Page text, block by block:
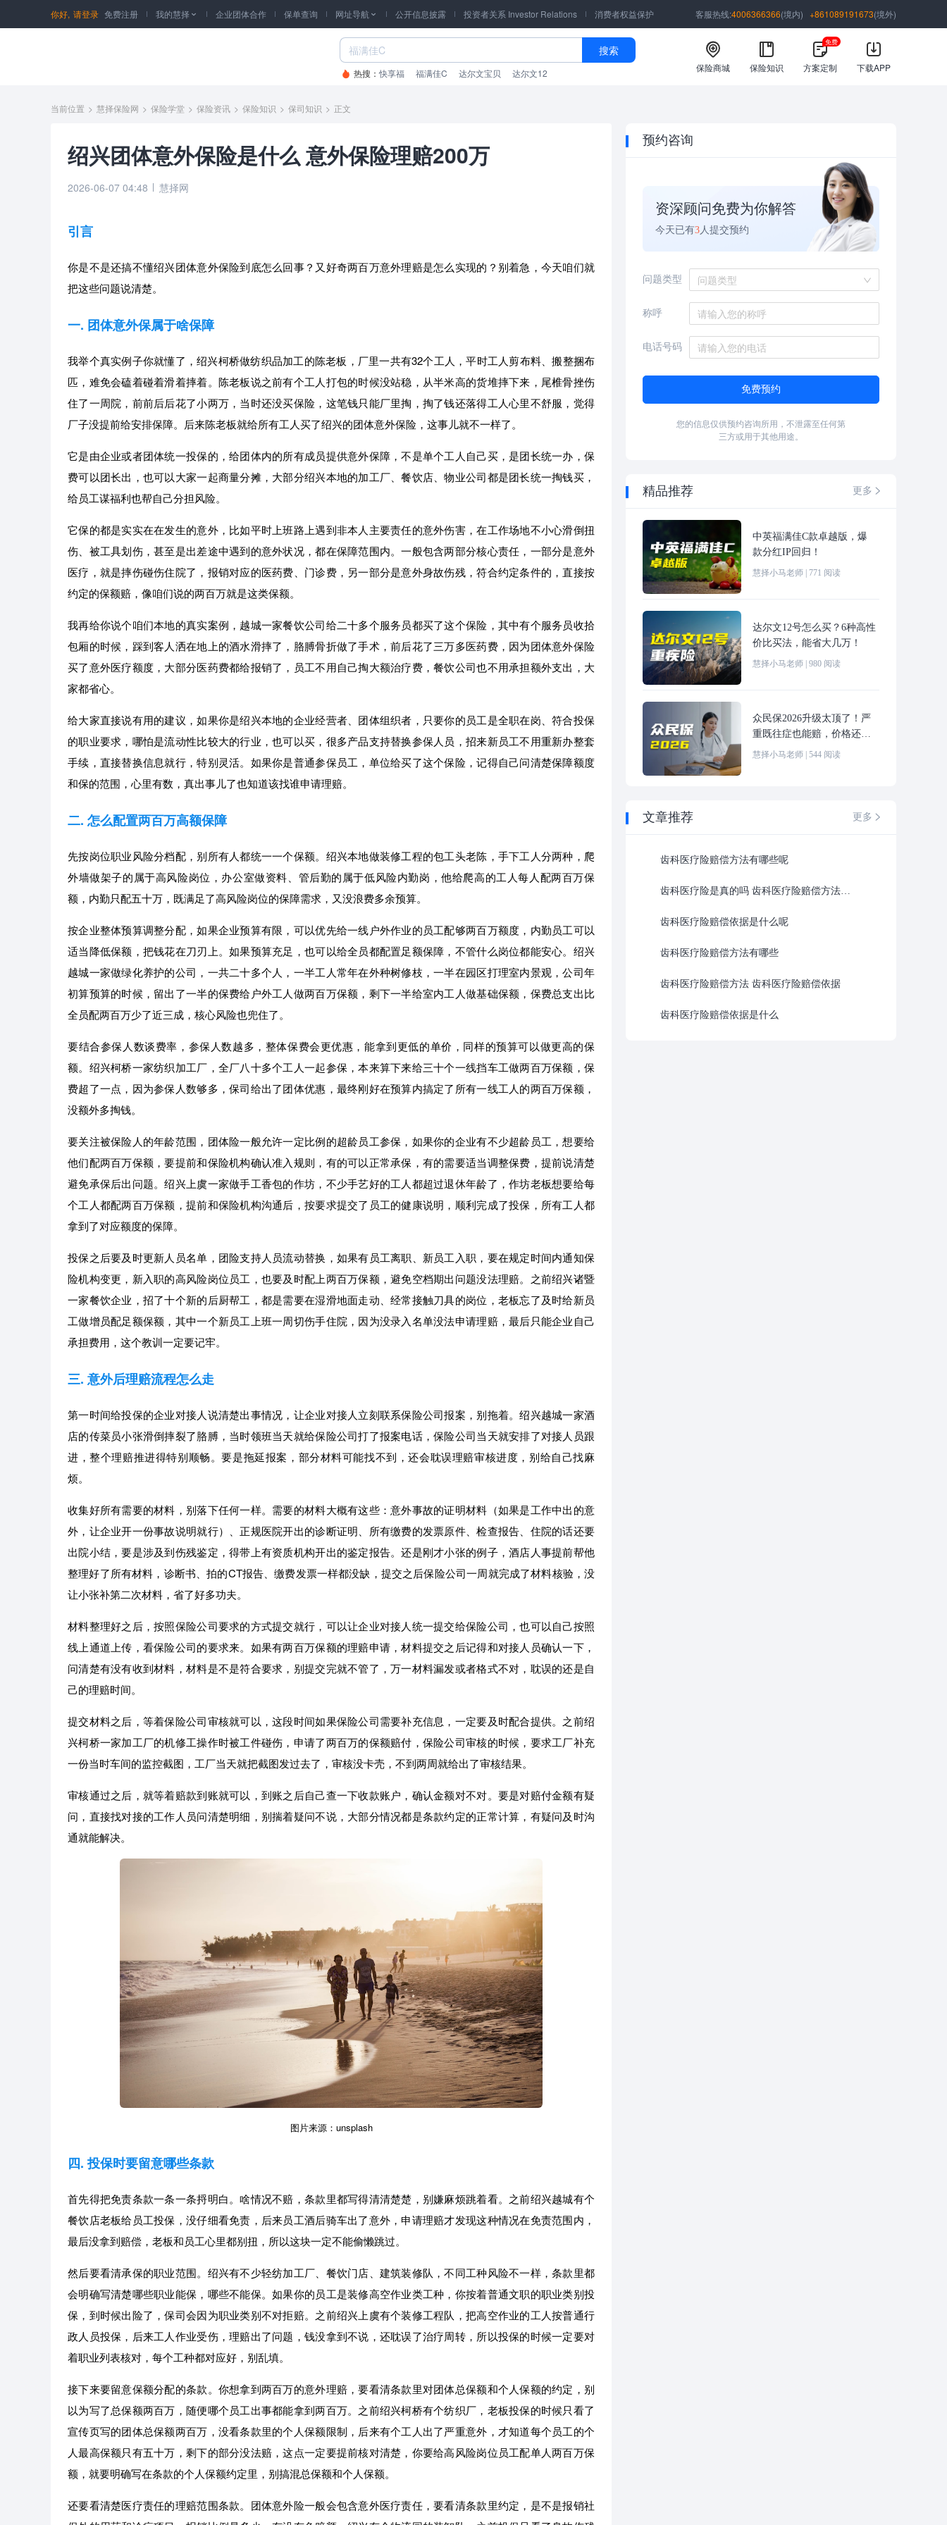
你好, 请登录 免费注册 我的慧择  企业团体合作 保单查询 网址导航  公开信息披露 投资者关系 Investor Relations 消费者权益保护 客服热线:4006366366(境内) +861089191673(境外)
搜索
热搜：快享福 福满佳C 达尔文宝贝 达尔文12 保险商城 保险知识 方案定制
免费
下载APP
当前位置 > 慧择保险网 > 保险学堂 > 保险资讯 > 保险知识 > 保司知识 > 正文
绍兴团体意外保险是什么 意外保险理赔200万
2026-06-07 04:48 慧择网
引言
你是不是还搞不懂绍兴团体意外保险到底怎么回事？又好奇两百万意外理赔是怎么实现的？别着急，今天咱们就
把这些问题说清楚。
一. 团体意外保属于啥保障
我举个真实例子你就懂了，绍兴柯桥做纺织品加工的陈老板，厂里一共有32个工人，平时工人剪布料、搬整捆布
匹，难免会磕着碰着滑着摔着。陈老板说之前有个工人打包的时候没站稳，从半米高的货堆摔下来，尾椎骨挫伤
住了一周院，前前后后花了小两万，当时还没买保险，这笔钱只能厂里掏，掏了钱还落得工人心里不舒服，觉得
厂子没提前给安排保障。后来陈老板就给所有工人买了绍兴的团体意外保险，这事儿就不一样了。
它是由企业或者团体统一投保的，给团体内的所有成员提供意外保障，不是单个工人自己买，是团长统一办，保
费可以团长出，也可以大家一起商量分摊，大部分绍兴本地的加工厂、餐饮店、物业公司都是团长统一掏钱买，
给员工谋福利也帮自己分担风险。
它保的都是实实在在发生的意外，比如平时上班路上遇到非本人主要责任的意外伤害，在工作场地不小心滑倒扭
伤、被工具划伤，甚至是出差途中遇到的意外状况，都在保障范围内。一般包含两部分核心责任，一部分是意外
医疗，就是摔伤碰伤住院了，报销对应的医药费、门诊费，另一部分是意外身故伤残，符合约定条件的，直接按
约定的保额赔，像咱们说的两百万就是这类保额。
我再给你说个咱们本地的真实案例，越城一家餐饮公司给二十多个服务员都买了这个保险，其中有个服务员收拾
包厢的时候，踩到客人洒在地上的酒水滑摔了，胳膊骨折做了手术，前后花了三万多医药费，因为团体意外保险
买了意外医疗额度，大部分医药费都给报销了，员工不用自己掏大额治疗费，餐饮公司也不用承担额外支出，大
家都省心。
给大家直接说有用的建议，如果你是绍兴本地的企业经营者、团体组织者，只要你的员工是全职在岗、符合投保
的职业要求，哪怕是流动性比较大的行业，也可以买，很多产品支持替换参保人员，招来新员工不用重新办整套
手续，直接替换信息就行，特别灵活。如果你是普通参保员工，单位给买了这个保险，记得自己问清楚保障额度
和保的范围，心里有数，真出事儿了也知道该找谁申请理赔。
二. 怎么配置两百万高额保障
先按岗位职业风险分档配，别所有人都统一一个保额。绍兴本地做装修工程的包工头老陈，手下工人分两种，爬
外墙做架子的属于高风险岗位，办公室做资料、管后勤的属于低风险内勤岗，他给爬高的工人每人配两百万保
额，内勤只配五十万，既满足了高风险岗位的保障需求，又没浪费多余预算。
按企业整体预算调整分配，如果企业预算有限，可以优先给一线户外作业的员工配够两百万额度，内勤员工可以
适当降低保额，把钱花在刀刃上。如果预算充足，也可以给全员都配置足额保障，不管什么岗位都能安心。绍兴
越城一家做绿化养护的公司，一共二十多个人，一半工人常年在外种树修枝，一半在园区打理室内景观，公司年
初算预算的时候，留出了一半的保费给户外工人做两百万保额，剩下一半给室内工人做基础保额，保费总支出比
全员配两百万少了近三成，核心风险也兜住了。
要结合参保人数谈费率，参保人数越多，整体保费会更优惠，能拿到更低的单价，同样的预算可以做更高的保
额。绍兴柯桥一家纺织加工厂，全厂八十多个工人一起参保，本来算下来给三十个一线挡车工做两百万保额，保
费超了一点，因为参保人数够多，保司给出了团体优惠，最终刚好在预算内搞定了所有一线工人的两百万保额，
没额外多掏钱。
要关注被保险人的年龄范围，团体险一般允许一定比例的超龄员工参保，如果你的企业有不少超龄员工，想要给
他们配两百万保额，要提前和保险机构确认准入规则，有的可以正常承保，有的需要适当调整保费，提前说清楚
避免承保后出问题。绍兴上虞一家做手工香包的作坊，不少手艺好的工人都超过退休年龄了，作坊老板想要给每
个工人都配两百万保额，提前和保险机构沟通后，按要求提交了员工的健康说明，顺利完成了投保，所有工人都
拿到了对应额度的保障。
投保之后要及时更新人员名单，团险支持人员流动替换，如果有员工离职、新员工入职，要在规定时间内通知保
险机构变更，新入职的高风险岗位员工，也要及时配上两百万保额，避免空档期出问题没法理赔。之前绍兴诸暨
一家餐饮企业，招了十个新的后厨帮工，都是需要在湿滑地面走动、经常接触刀具的岗位，老板忘了及时给新员
工做增员配足额保额，其中一个新员工上班一周切伤手住院，因为没录入名单没法申请理赔，最后只能企业自己
承担费用，这个教训一定要记牢。
三. 意外后理赔流程怎么走
第一时间给投保的企业对接人说清楚出事情况，让企业对接人立刻联系保险公司报案，别拖着。绍兴越城一家酒
店的传菜员小张滑倒摔裂了胳膊，当时领班当天就给保险公司打了报案电话，保险公司当天就安排了对接人员跟
进，整个理赔推进得特别顺畅。要是拖延报案，部分材料可能找不到，还会耽误理赔审核进度，别给自己找麻
烦。
收集好所有需要的材料，别落下任何一样。需要的材料大概有这些：意外事故的证明材料（如果是工作中出的意
外，让企业开一份事故说明就行）、正规医院开出的诊断证明、所有缴费的发票原件、检查报告、住院的话还要
出院小结，要是涉及到伤残鉴定，得带上有资质机构开出的鉴定报告。还是刚才小张的例子，酒店人事提前帮他
整理好了所有材料，诊断书、拍的CT报告、缴费发票一样都没缺，提交之后保险公司一周就完成了材料核验，没
让小张补第二次材料，省了好多功夫。
材料整理好之后，按照保险公司要求的方式提交就行，可以让企业对接人统一提交给保险公司，也可以自己按照
线上通道上传，看保险公司的要求来。如果有两百万保额的理赔申请，材料提交之后记得和对接人员确认一下，
问清楚有没有收到材料，材料是不是符合要求，别提交完就不管了，万一材料漏发或者格式不对，耽误的还是自
己的理赔时间。
提交材料之后，等着保险公司审核就可以，这段时间如果保险公司需要补充信息，一定要及时配合提供。之前绍
兴柯桥一家加工厂的机修工操作时被工件碰伤，申请了两百万的保额赔付，保险公司审核的时候，要求工厂补充
一份当时车间的监控截图，工厂当天就把截图发过去了，审核没卡壳，不到两周就给出了审核结果。
审核通过之后，就等着赔款到账就可以，到账之后自己查一下收款账户，确认金额对不对。要是对赔付金额有疑
问，直接找对接的工作人员问清楚明细，别揣着疑问不说，大部分情况都是条款约定的正常计算，有疑问及时沟
通就能解决。
图片来源：unsplash
四. 投保时要留意哪些条款
首先得把免责条款一条一条捋明白。啥情况不赔，条款里都写得清清楚楚，别嫌麻烦跳着看。之前绍兴越城有个
餐饮店老板给员工投保，没仔细看免责，后来员工酒后骑车出了意外，申请理赔才发现这种情况在免责范围内，
最后没拿到赔偿，老板和员工心里都别扭，所以这块一定不能偷懒跳过。
然后要看清承保的职业范围。绍兴有不少轻纺加工厂、餐饮门店、建筑装修队，不同工种风险不一样，条款里都
会明确写清楚哪些职业能保，哪些不能保。如果你的员工是装修高空作业类工种，你按着普通文职的职业类别投
保，到时候出险了，保司会因为职业类别不对拒赔。之前绍兴上虞有个装修工程队，把高空作业的工人按普通行
政人员投保，后来工人作业受伤，理赔出了问题，钱没拿到不说，还耽误了治疗周转，所以投保的时候一定要对
着职业列表核对，每个工种都对应好，别乱填。
接下来要留意保额分配的条款。你想拿到两百万的意外理赔，要看清条款里对团体总保额和个人保额的约定，别
以为写了总保额两百万，随便哪个员工出事都能拿到两百万。之前绍兴柯桥有个纺织厂，老板投保的时候只看了
宣传页写的团体总保额两百万，没看条款里的个人保额限制，后来有个工人出了严重意外，才知道每个员工的个
人最高保额只有五十万，剩下的部分没法赔，这点一定要提前核对清楚，你要给高风险岗位员工配单人两百万保
额，就要明确写在条款的个人保额约定里，别搞混总保额和个人保额。
还要看清楚医疗责任的理赔范围条款。团体意外险一般会包含意外医疗责任，要看清条款里约定，是不是报销社
预约咨询
资深顾问免费为你解答
今天已有3人提交预约
问题类型 问题类型
称呼
电话号码
免费预约
您的信息仅供预约咨询所用，不泄露至任何第
三方或用于其他用途。
精品推荐 更多 
中英福满佳C款卓越版，爆
款分红IP回归！
慧择小马老师 771 阅读
达尔文12号怎么买？6种高性
价比买法，能省大几万！
慧择小马老师 980 阅读
众民保2026升级太顶了！严
重既往症也能赔，价格还更
便宜！
慧择小马老师 544 阅读
文章推荐 更多 
齿科医疗险赔偿方法有哪些呢
齿科医疗险是真的吗 齿科医疗险赔偿方法最新
齿科医疗险赔偿依据是什么呢
齿科医疗险赔偿方法有哪些
齿科医疗险赔偿方法 齿科医疗险赔偿依据
齿科医疗险赔偿依据是什么